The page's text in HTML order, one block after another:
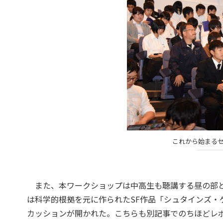
これから始まる
また、本ワークショップは中高生も聴講する昼の部
は科学的根拠を元に作られたSF作品「シュタインズ
カッションが開かれた。こちらも別記事でのちほどレ